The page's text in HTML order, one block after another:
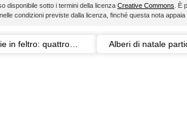
disponibile sotto i termini della licenza Creative Commons . È
condizioni previste dalla licenza, finché questa nota appaia
in feltro: quattro
Alberi di natale